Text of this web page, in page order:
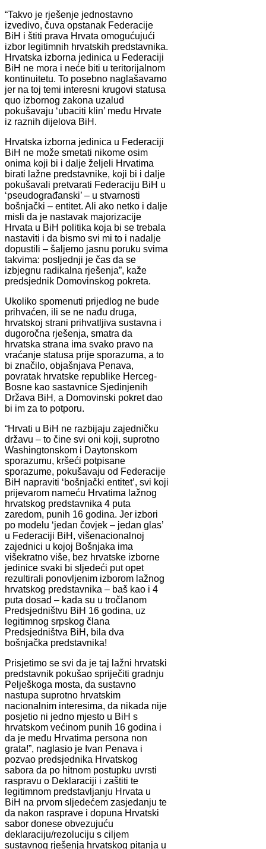
“Takvo je rješenje jednostavno
izvedivo, čuva opstanak Federacije
BiH i štiti prava Hrvata omogućujući
izbor legitimnih hrvatskih predstavnika.
Hrvatska izborna jedinica u Federaciji
BiH ne mora i neće biti u teritorijalnom
kontinuitetu. To posebno naglašavamo
jer na toj temi interesni krugovi statusa
quo izbornog zakona uzalud
pokušavaju ‘ubaciti klin’ među Hrvate
iz raznih dijelova BiH.
Hrvatska izborna jedinica u Federaciji
BiH ne može smetati nikome osim
onima koji bi i dalje željeli Hrvatima
birati lažne predstavnike, koji bi i dalje
pokušavali pretvarati Federaciju BiH u
‘pseudograđanski’ – u stvarnosti
bošnjački – entitet. Ali ako netko i dalje
misli da je nastavak majorizacije
Hrvata u BiH politika koja bi se trebala
nastaviti i da bismo svi mi to i nadalje
dopustili – šaljemo jasnu poruku svima
takvima: posljednji je čas da se
izbjegnu radikalna rješenja”, kaže
predsjednik Domovinskog pokreta.
Ukoliko spomenuti prijedlog ne bude
prihvaćen, ili se ne nađu druga,
hrvatskoj strani prihvatljiva sustavna i
dugoročna rješenja, smatra da
hrvatska strana ima svako pravo na
vraćanje statusa prije sporazuma, a to
bi značilo, objašnjava Penava,
povratak hrvatske republike Herceg-
Bosne kao sastavnice Sjedinjenih
Država BiH, a Domovinski pokret dao
bi im za to potporu.
“Hrvati u BiH ne razbijaju zajedničku
državu – to čine svi oni koji, suprotno
Washingtonskom i Daytonskom
sporazumu, kršeći potpisane
sporazume, pokušavaju od Federacije
BiH napraviti ‘bošnjački entitet’, svi koji
prijevarom nameću Hrvatima lažnog
hrvatskog predstavnika 4 puta
zaredom, punih 16 godina. Jer izbori
po modelu ‘jedan čovjek – jedan glas’
u Federaciji BiH, višenacionalnoj
zajednici u kojoj Bošnjaka ima
višekratno više, bez hrvatske izborne
jedinice svaki bi sljedeći put opet
rezultirali ponovljenim izborom lažnog
hrvatskog predstavnika – baš kao i 4
puta dosad – kada su u tročlanom
Predsjedništvu BiH 16 godina, uz
legitimnog srpskog člana
Predsjedništva BiH, bila dva
bošnjačka predstavnika!
Prisjetimo se svi da je taj lažni hrvatski
predstavnik pokušao spriječiti gradnju
Pelješkoga mosta, da sustavno
nastupa suprotno hrvatskim
nacionalnim interesima, da nikada nije
posjetio ni jedno mjesto u BiH s
hrvatskom većinom punih 16 godina i
da je među Hrvatima persona non
grata!”, naglasio je Ivan Penava i
pozvao predsjednika Hrvatskog
sabora da po hitnom postupku uvrsti
raspravu o Deklaraciji i zaštiti te
legitimnom predstavljanju Hrvata u
BiH na prvom sljedećem zasjedanju te
da nakon rasprave i dopuna Hrvatski
sabor donese obvezujuću
deklaraciju/rezoluciju s ciljem
sustavnog rješenja hrvatskog pitanja u